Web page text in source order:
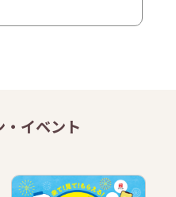
・イベント